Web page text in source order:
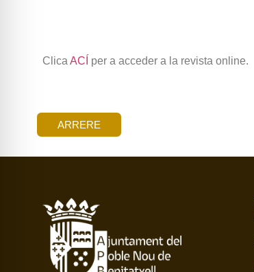
Clica ACÍ per a acceder a la revista online.
ARRERE